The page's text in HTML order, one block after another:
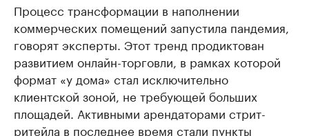
Процесс трансформации в наполнении
коммерческих помещений запустила пандемия,
говорят эксперты. Этот тренд продиктован
развитием онлайн-торговли, в рамках которой
формат «у дома» стал исключительно
клиентской зоной, не требующей больших
площадей. Активными арендаторами стрит-
ритейла в последнее время стали пункты